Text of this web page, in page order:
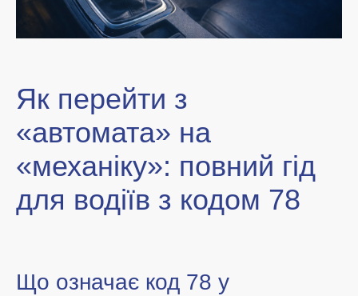
Як перейти з
«автомата» на
«механіку»: повний гід
для водіїв з кодом 78
Що означає код 78 у